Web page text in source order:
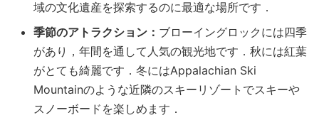
域の文化遺産を探索するのに最適な場所です．
季節のアトラクション： ブローイングロックには四季
があり，年間を通して人気の観光地です．秋には紅葉
がとても綺麗です．冬にはAppalachian Ski
Mountainのような近隣のスキーリゾートでスキーや
スノーボードを楽しめます．